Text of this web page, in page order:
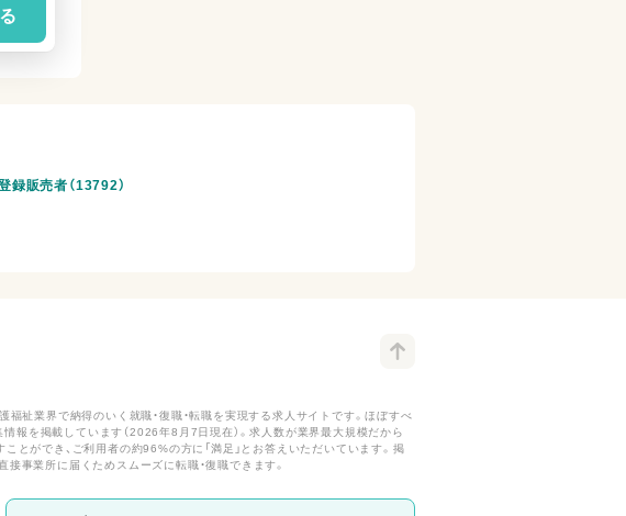
録販売者（13792）
福祉業界で納得のいく就職・復職・転職を実現する求人サイトです。ほぼすべ
報を掲載しています（2026年8月7日現在）。求人数が業界最大規模だから
とができ、ご利用者の約96%の方に「満足」とお答えいただいています。掲
事業所に届くためスムーズに転職・復職できます。